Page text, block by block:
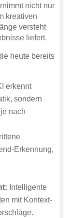
nicht nur
kreativen
versteht
liefert.
heute bereits
erkennt
sondern
nach
Erkennung,
Intelligente
mit Kontext-